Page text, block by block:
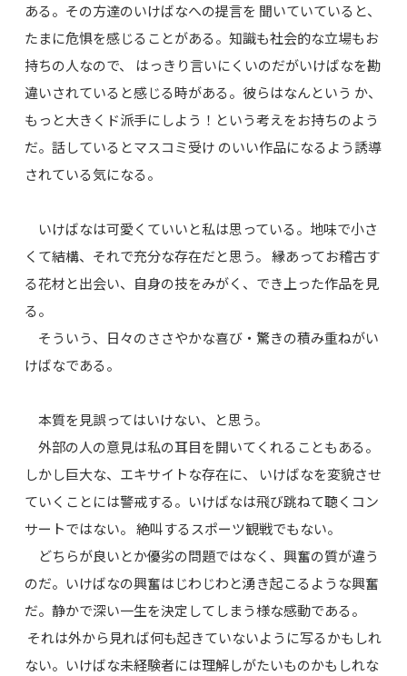
ある。その方達のいけばなへの提言を 聞いていていると、
たまに危惧を感じることがある。知識も社会的な立場もお
持ちの人なので、 はっきり言いにくいのだがいけばなを勘
違いされていると感じる時がある。彼らはなんという か、
もっと大きくド派手にしよう！という考えをお持ちのよう
だ。話しているとマスコミ受け のいい作品になるよう誘導
されている気になる。
いけばなは可愛くていいと私は思っている。地味で小さ
くて結構、それで充分な存在だと思う。 縁あってお稽古す
る花材と出会い、自身の技をみがく、でき上った作品を見
る。
そういう、日々のささやかな喜び・驚きの積み重ねがい
けばなである。
本質を見誤ってはいけない、と思う。
外部の人の意見は私の耳目を開いてくれることもある。
しかし巨大な、エキサイトな存在に、 いけばなを変貌させ
ていくことには警戒する。いけばなは飛び跳ねて聴くコン
サートではない。 絶叫するスポーツ観戦でもない。
どちらが良いとか優劣の問題ではなく、興奮の質が違う
のだ。いけばなの興奮はじわじわと湧き起こるような興奮
だ。静かで深い一生を決定してしまう様な感動である。
それは外から見れば何も起きていないように写るかもしれ
ない。いけばな未経験者には理解しがたいものかもしれな